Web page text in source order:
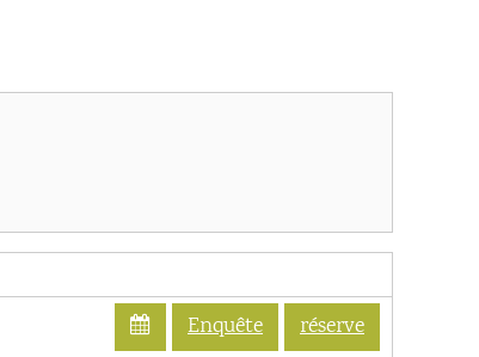
Enquête
réserve